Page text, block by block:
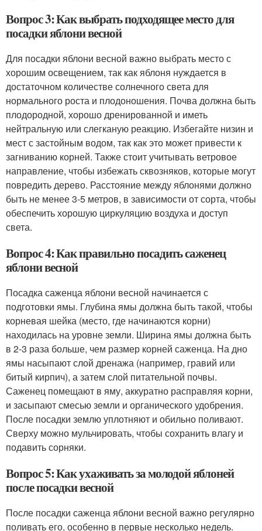
Вопрос 3: Как выбрать подходящее место для
посадки яблони весной
Для посадки яблони весной важно выбрать место с
хорошим освещением, так как яблоня нуждается в
достаточном количестве солнечного света для
нормального роста и плодоношения. Почва должна быть
плодородной, хорошо дренированной и иметь
нейтральную или слегканую реакцию. Избегайте низин и
мест с застойным водом, так как это может привести к
загниванию корней. Также стоит учитывать ветровое
направление, чтобы избежать сквозняков, которые могут
повредить дерево. Расстояние между яблонями должно
быть не менее 3-5 метров, в зависимости от сорта, чтобы
обеспечить хорошую циркуляцию воздуха и доступ
света.
Вопрос 4: Как правильно посадить саженец
яблони весной
Посадка саженца яблони весной начинается с
подготовки ямы. Глубина ямы должна быть такой, чтобы
корневая шейка (место, где начинаются корни)
находилась на уровне земли. Ширина ямы должна быть
в 2-3 раза больше, чем размер корней саженца. На дно
ямы насыпают слой дренажа (например, гравий или
битый кирпич), а затем слой питательной почвы.
Саженец помещают в яму, аккуратно расправляя корни,
и засыпают смесью земли и органического удобрения.
После посадки землю уплотняют и обильно поливают.
Сверху можно мульчировать, чтобы сохранить влагу и
подавить сорняки.
Вопрос 5: Как ухаживать за молодой яблоней
после посадки весной
После посадки саженца яблони весной важно регулярно
поливать его, особенно в первые несколько недель.